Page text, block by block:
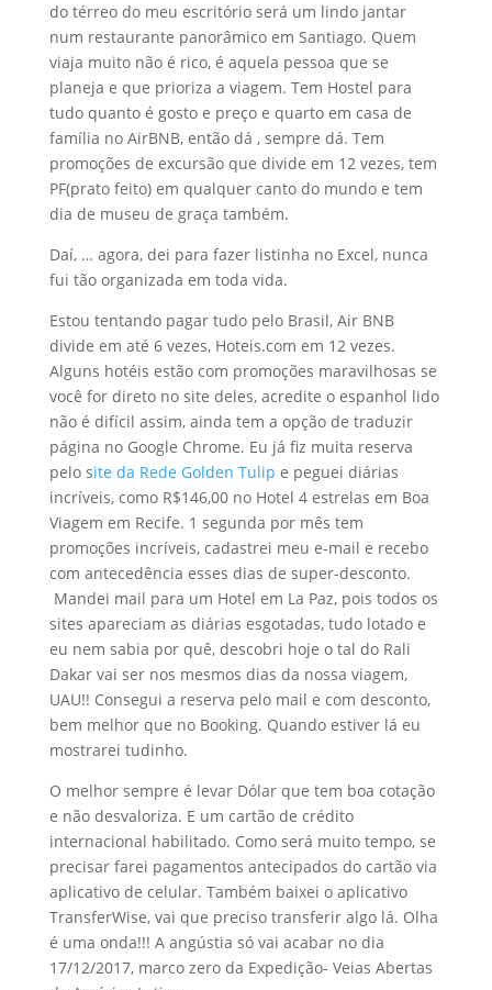
do térreo do meu escritório será um lindo jantar
num restaurante panorâmico em Santiago. Quem
viaja muito não é rico, é aquela pessoa que se
planeja e que prioriza a viagem. Tem Hostel para
tudo quanto é gosto e preço e quarto em casa de
família no AirBNB, então dá , sempre dá. Tem
promoções de excursão que divide em 12 vezes, tem
PF(prato feito) em qualquer canto do mundo e tem
dia de museu de graça também.
Daí, … agora, dei para fazer listinha no Excel, nunca
fui tão organizada em toda vida.
Estou tentando pagar tudo pelo Brasil, Air BNB
divide em até 6 vezes, Hoteis.com em 12 vezes.
Alguns hotéis estão com promoções maravilhosas se
você for direto no site deles, acredite o espanhol lido
não é difícil assim, ainda tem a opção de traduzir
página no Google Chrome. Eu já fiz muita reserva
pelo site da Rede Golden Tulip e peguei diárias
incríveis, como R$146,00 no Hotel 4 estrelas em Boa
Viagem em Recife. 1 segunda por mês tem
promoções incríveis, cadastrei meu e-mail e recebo
com antecedência esses dias de super-desconto.
Mandei mail para um Hotel em La Paz, pois todos os
sites apareciam as diárias esgotadas, tudo lotado e
eu nem sabia por quê, descobri hoje o tal do Rali
Dakar vai ser nos mesmos dias da nossa viagem,
UAU!! Consegui a reserva pelo mail e com desconto,
bem melhor que no Booking. Quando estiver lá eu
mostrarei tudinho.
O melhor sempre é levar Dólar que tem boa cotação
e não desvaloriza. E um cartão de crédito
internacional habilitado. Como será muito tempo, se
precisar farei pagamentos antecipados do cartão via
aplicativo de celular. Também baixei o aplicativo
TransferWise, vai que preciso transferir algo lá. Olha
é uma onda!!! A angústia só vai acabar no dia
17/12/2017, marco zero da Expedição- Veias Abertas